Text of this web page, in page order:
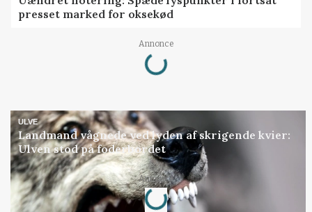
presset marked for oksekød
Annonce
Loading...
ULVE
Landmand vågnede ved lyden af skrigende kvier:
Ulven stod på foderbordet
Annonce
Loading...